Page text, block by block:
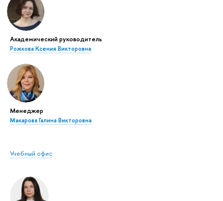
Академический руководитель
Рожкова Ксения Викторовна
Менеджер
Макарова Галина Викторовна
Учебный офис